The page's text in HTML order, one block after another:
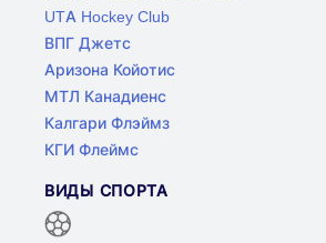
UTA Hockey Club
ВПГ Джетс
Аризона Койотис
МТЛ Канадиенс
Калгари Флэймз
КГИ Флеймс
ВИДЫ СПОРТА